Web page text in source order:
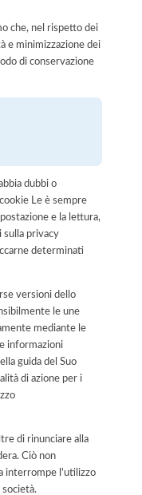
che, nel rispetto dei
e minimizzazione dei
di conservazione
dubbi o
Le è sempre
e la lettura,
sulla privacy
determinati
versioni dello
le une
mediante le
informazioni
guida del Suo
di azione per i
di rinunciare alla
Ciò non
interrompe l'utilizzo
società.